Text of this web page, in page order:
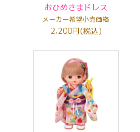
おひめさまドレス
メーカー希望小売価格
2,200円(税込)